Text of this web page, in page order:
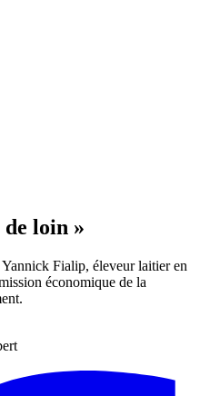
loin »
Fialip, éleveur laitier en
économique de la